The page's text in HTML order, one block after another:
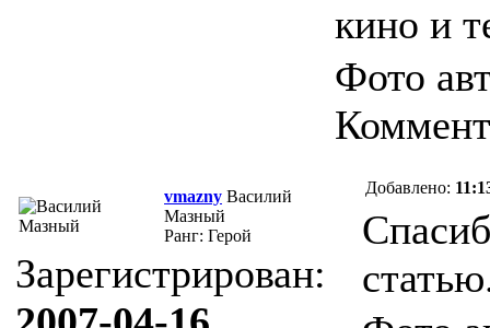
кино и
Фото
vmazny Василий
Мазный
Ранг: Герой
Зарегистрирован:
Добавлено: